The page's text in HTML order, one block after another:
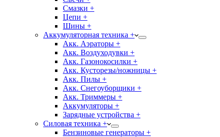
Смазки +
Цепи +
Шины +
Аккумуляторная техника +
Акк. Аэраторы +
Акк. Воздуходувки +
Акк. Газонокосилки +
Акк. Кусторезы/ножницы +
Акк. Пилы +
Акк. Снегоуборщики +
Акк. Триммеры +
Аккумуляторы +
Зарядные устройства +
Силовая техника +
Бензиновые генераторы +